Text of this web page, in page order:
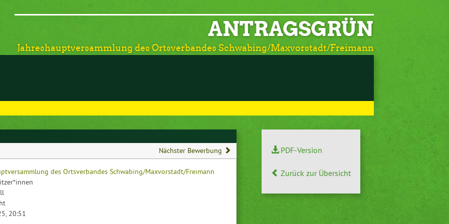
ANTRAGSGRÜN
Jahreshauptversammlung des Ortsverbandes Schwabing/Maxvorstadt/Freimann
Nächster Bewerbung
des Ortsverbandes Schwabing/Maxvorstadt/Freimann
20:51
PDF-Version
Zurück zur Übersicht